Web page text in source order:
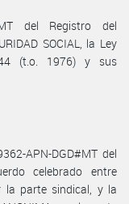
del Registro del
SOCIAL, la Ley
(t.o. 1976) y sus
APN-DGD#MT del
celebrado entre
la parte sindical, y la